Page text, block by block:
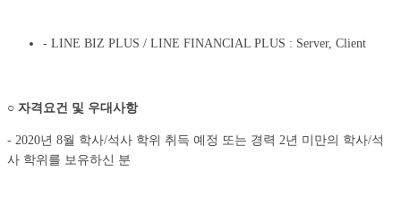
- LINE BIZ PLUS / LINE FINANCIAL PLUS : Server, Client
○ 자격요건 및 우대사항
- 2020년 8월 학사/석사 학위 취득 예정 또는 경력 2년 미만의 학사/석
사 학위를 보유하신 분